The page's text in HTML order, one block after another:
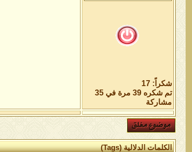
شكراً: 17
تم شكره 39 مرة في 35
مشاركة
الكلمات الدلالية (Tags)